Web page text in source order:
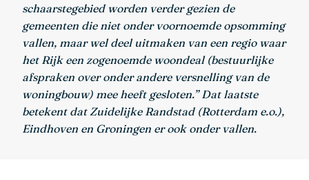
schaarstegebied worden verder gezien de
gemeenten die niet onder voornoemde opsomming
vallen, maar wel deel uitmaken van een regio waar
het Rijk een zogenoemde woondeal (bestuurlijke
afspraken over onder andere versnelling van de
woningbouw) mee heeft gesloten.” Dat laatste
betekent dat Zuidelijke Randstad (Rotterdam e.o.),
Eindhoven en Groningen er ook onder vallen.